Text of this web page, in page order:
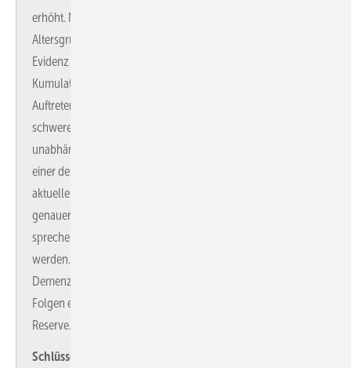
erhöht. Nach einmaligem leichtem SHT („mild TBI“) in der
Altersgruppe < 65 Jahre ergibt sich keine hinreichende
Evidenz für ein später erhöhtes Demenzrisiko. Die
Kumulation mehrerer, auch leichterer SHT kann jedoch das ­
Auftreten einer dementiellen Entwicklung befördern. Nach
schwerem SHT ist davon auszugehen, dass dieses
unabhängig vom Zeitpunkt des Unfallereignisses den Beginn
einer dementiellen Entwicklung um wenige Jahre – gemäß
aktueller Studienlage 2–3 Jahre – vorverlegen kann. Ein
genauer „Cut off“, wann von einem schweren SHT zu
sprechen ist, kann dabei anhand der Literatur nicht gegeben
werden. Darüber hinaus beeinträchtigt eine hinzutretende
Demenzerkrankung die zuvor erlangte Kompensation der
Folgen eines schweren SHT durch Minderung der kognitiven
Reserve.
Schlüsselwörter